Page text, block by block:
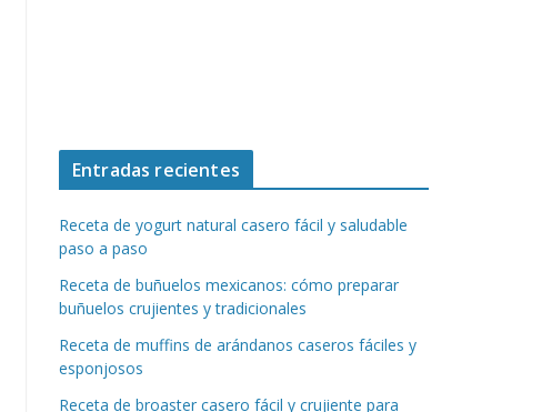
Entradas recientes
Receta de yogurt natural casero fácil y saludable
paso a paso
Receta de buñuelos mexicanos: cómo preparar
buñuelos crujientes y tradicionales
Receta de muffins de arándanos caseros fáciles y
esponjosos
Receta de broaster casero fácil y crujiente para